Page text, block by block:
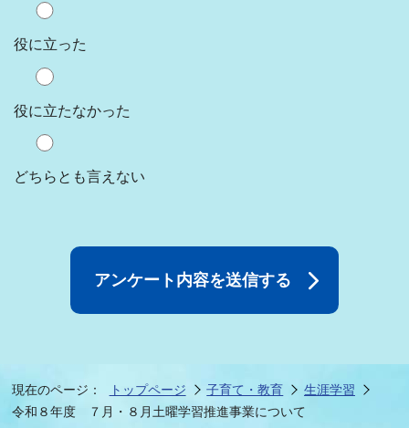
役に立った
役に立たなかった
どちらとも言えない
現在のページ： トップページ 子育て・教育
生涯学習
令和８年度 ７月・８月土曜学習推進事業について